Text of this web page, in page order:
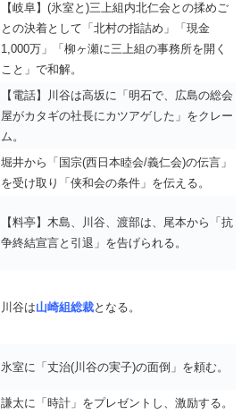
【岐阜】(氷室と)三上組内北仁会との揉めご
との決着として「北村の指詰め」「現金
1,000万」「柳ヶ瀬に三上組の事務所を開く
こと」で和解。
【電話】川谷は高坂に「明石で、広島の総会
屋がカタギの社長にカツアゲした」をクレー
ム。
堀井から「国宗(西日本睦会/義仁会)の伝言」
を受け取り「侠和会の条件」を伝える。
【料亭】木島、川谷、渡部は、尾本から「抗
争終結宣言と引退」を告げられる。
川谷は山崎組総裁となる。
氷室に「丈治(川谷の実子)の面倒」を頼む。
謙太に「時計」をプレゼントし、激励する。